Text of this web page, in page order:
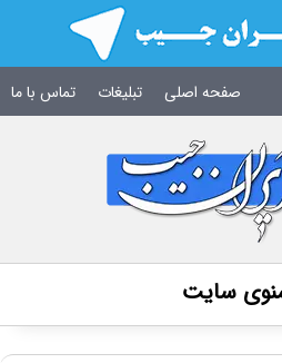
صفحه اصلی تبلیغات تماس با ما
سایت